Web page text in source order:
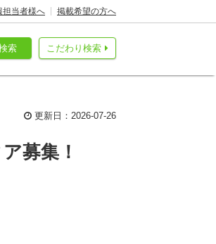
担当者様へ 掲載希望の方へ
こだわり検索
索
更新日：2026-07-26
ィア募集！